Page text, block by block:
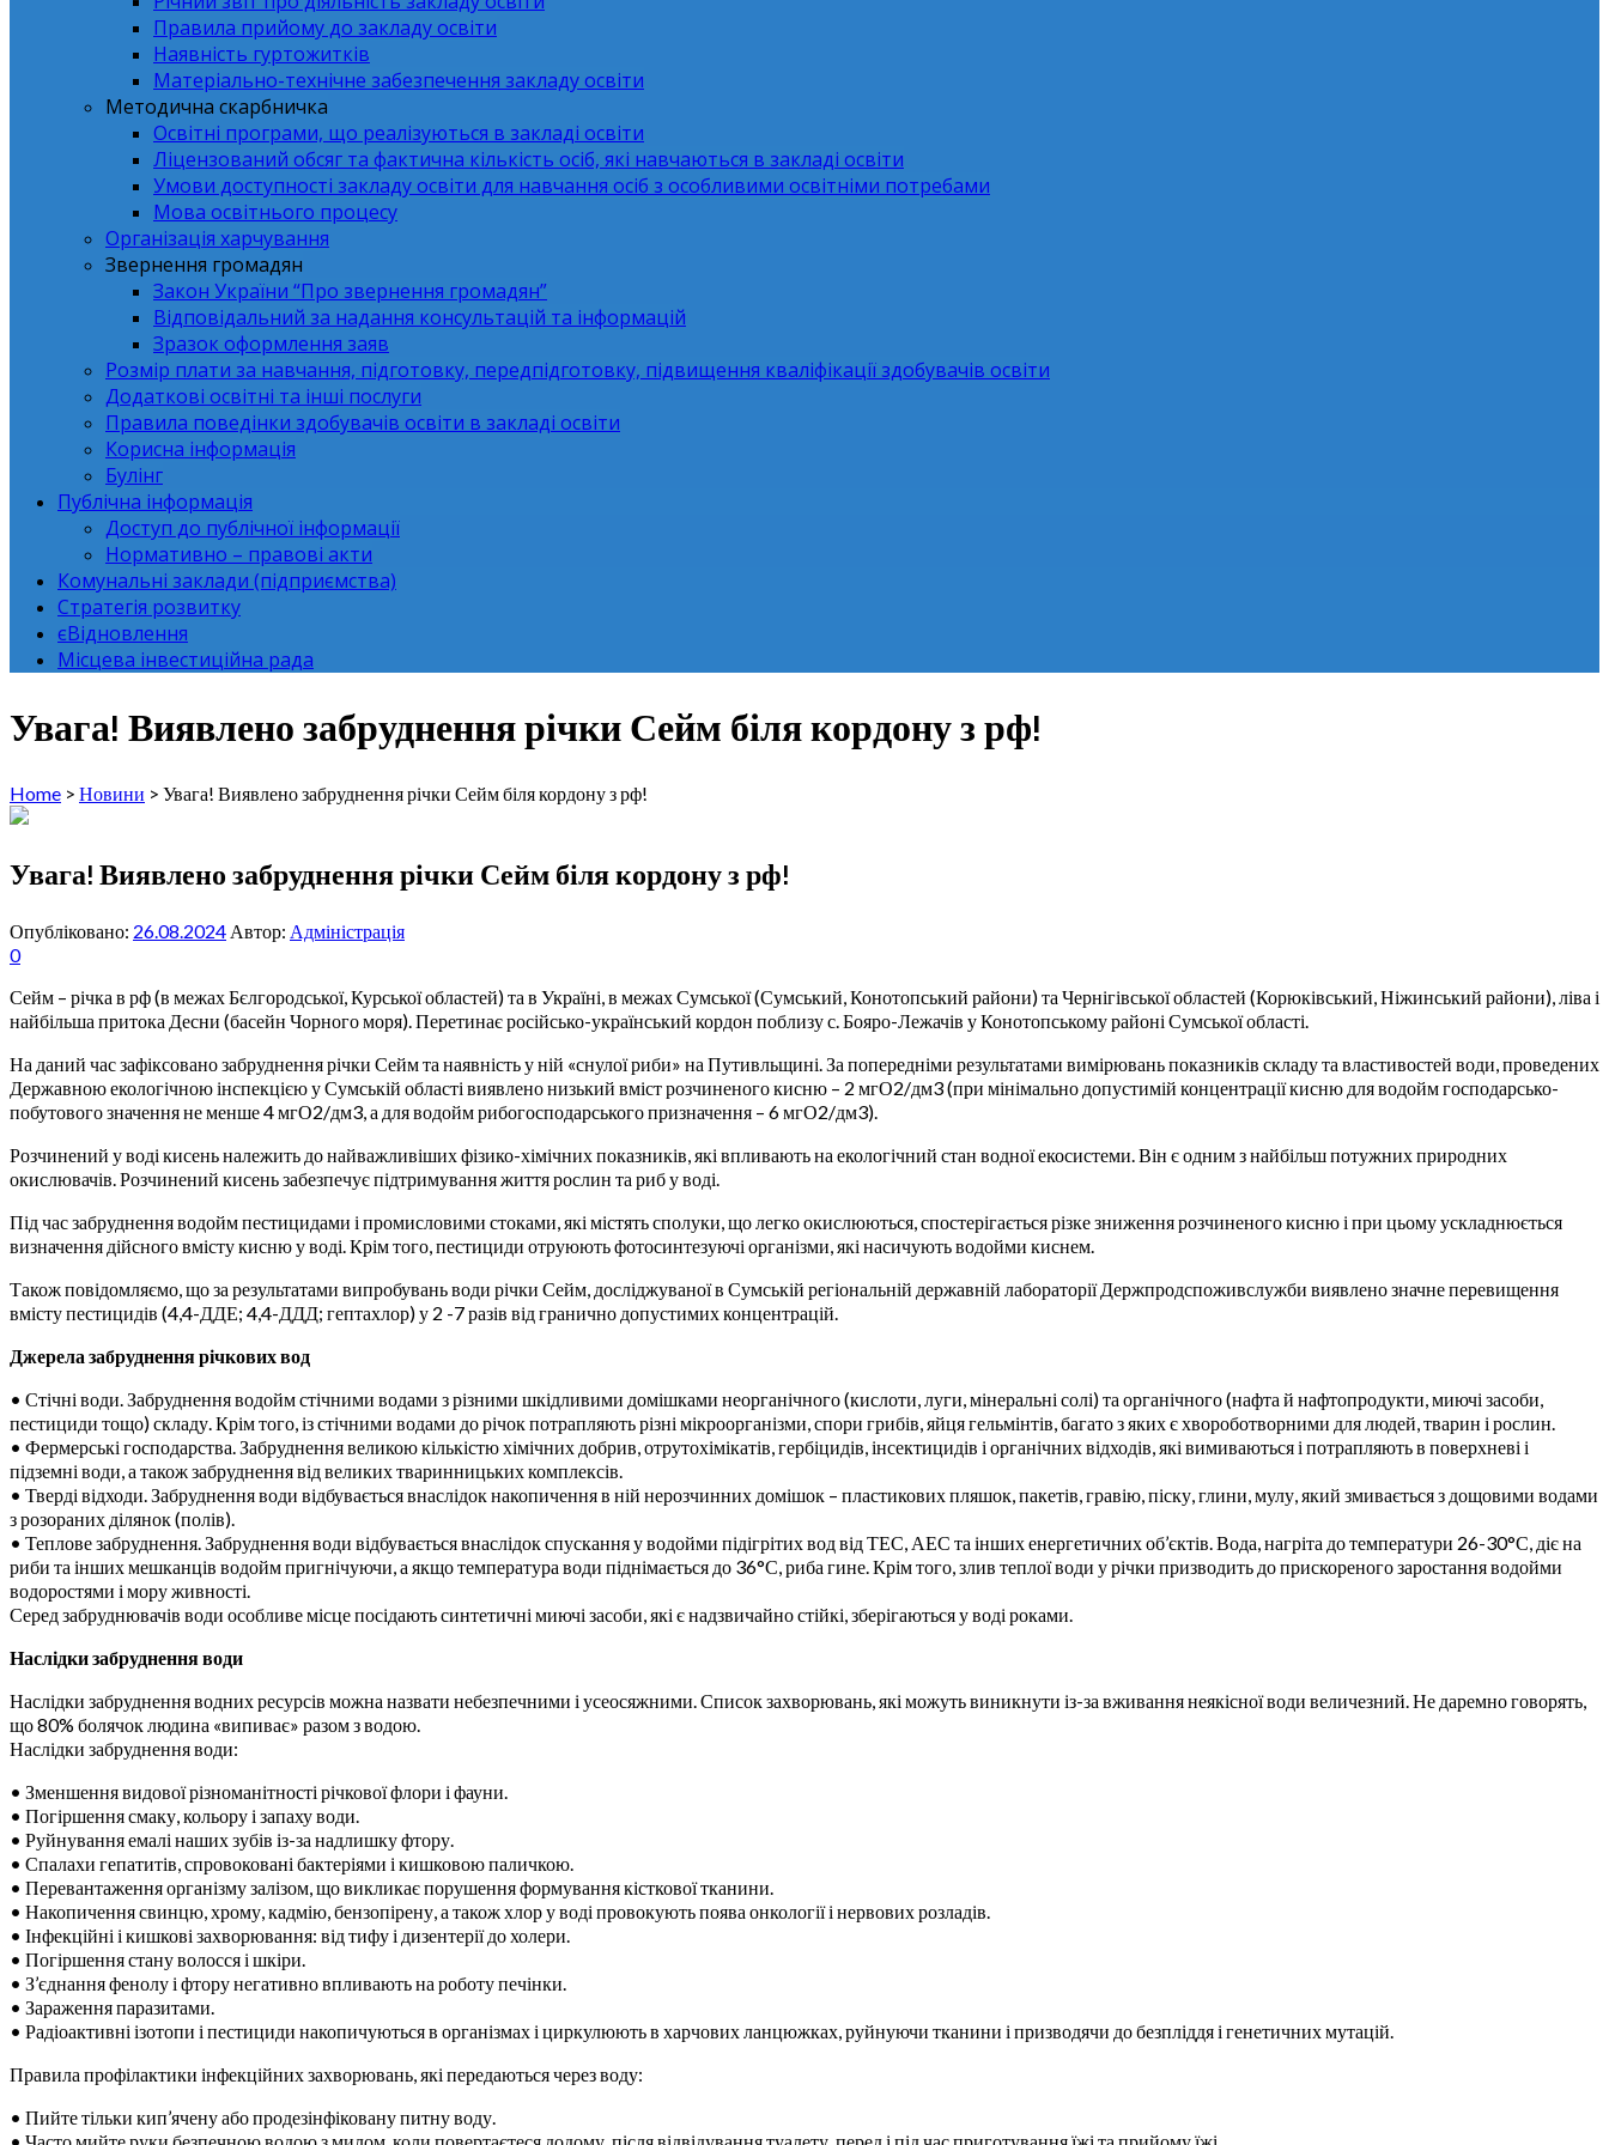
Правила прийому до закладу освіти
Наявність гуртожитків
Матеріально-технічне забезпечення закладу освіти
Методична скарбничка
Освітні програми, що реалізуються в закладі освіти
Ліцензований обсяг та фактична кількість осіб, які навчаються в закладі освіти
Умови доступності закладу освіти для навчання осіб з особливими освітніми потребами
Мова освітнього процесу
Організація харчування
Звернення громадян
Закон України “Про звернення громадян”
Відповідальний за надання консультацій та інформацій
Зразок оформлення заяв
Розмір плати за навчання, підготовку, передпідготовку, підвищення кваліфікації здобувачів освіти
Додаткові освітні та інші послуги
Правила поведінки здобувачів освіти в закладі освіти
Корисна інформація
Булінг
Публічна інформація
Доступ до публічної інформації
Нормативно – правові акти
Комунальні заклади (підприємства)
Стратегія розвитку
єВідновлення
Місцева інвестиційна рада
Увага! Виявлено забруднення річки Сейм біля кордону з рф!
Home > Новини > Увага! Виявлено забруднення річки Сейм біля кордону з рф!
Увага! Виявлено забруднення річки Сейм біля кордону з рф!
Опубліковано: 26.08.2024 Автор: Адміністрація
0
Сейм – річка в рф (в межах Бєлгородської, Курської областей) та в Україні, в межах Сумської (Сумський, Конотопський райони) та Чернігівської областей (Корюківський, Ніжинський райони), ліва і
найбільша притока Десни (басейн Чорного моря). Перетинає російсько-український кордон поблизу с. Бояро-Лежачів у Конотопському районі Сумської області.
На даний час зафіксовано забруднення річки Сейм та наявність у ній «снулої риби» на Путивльщині. За попередніми результатами вимірювань показників складу та властивостей води, проведених
Державною екологічною інспекцією у Сумській області виявлено низький вміст розчиненого кисню – 2 мгО2/дм3 (при мінімально допустимій концентрації кисню для водойм господарсько-
побутового значення не менше 4 мгО2/дм3, а для водойм рибогосподарського призначення – 6 мгО2/дм3).
Розчинений у воді кисень належить до найважливіших фізико-хімічних показників, які впливають на екологічний стан водної екосистеми. Він є одним з найбільш потужних природних
окислювачів. Розчинений кисень забезпечує підтримування життя рослин та риб у воді.
Під час забруднення водойм пестицидами і промисловими стоками, які містять сполуки, що легко окислюються, спостерігається різке зниження розчиненого кисню і при цьому ускладнюється
визначення дійсного вмісту кисню у воді. Крім того, пестициди отруюють фотосинтезуючі організми, які насичують водойми киснем.
Також повідомляємо, що за результатами випробувань води річки Сейм, досліджуваної в Сумській регіональній державній лабораторії Держпродспоживслужби виявлено значне перевищення
вмісту пестицидів (4,4-ДДЕ; 4,4-ДДД; гептахлор) у 2 -7 разів від гранично допустимих концентрацій.
Джерела забруднення річкових вод
• Стічні води. Забруднення водойм стічними водами з різними шкідливими домішками неорганічного (кислоти, луги, мінеральні солі) та органічного (нафта й нафтопродукти, миючі засоби,
пестициди тощо) складу. Крім того, із стічними водами до річок потрапляють різні мікроорганізми, спори грибів, яйця гельмінтів, багато з яких є хвороботворними для людей, тварин і рослин.
• Фермерські господарства. Забруднення великою кількістю хімічних добрив, отрутохімікатів, гербіцидів, інсектицидів і органічних відходів, які вимиваються і потрапляють в поверхневі і
підземні води, а також забруднення від великих тваринницьких комплексів.
• Тверді відходи. Забруднення води відбувається внаслідок накопичення в ній нерозчинних домішок – пластикових пляшок, пакетів, гравію, піску, глини, мулу, який змивається з дощовими водами
з розораних ділянок (полів).
• Теплове забруднення. Забруднення води відбувається внаслідок спускання у водойми підігрітих вод від ТЕС, АЕС та інших енергетичних об’єктів. Вода, нагріта до температури 26-30°С, діє на
риби та інших мешканців водойм пригнічуючи, а якщо температура води піднімається до 36°С, риба гине. Крім того, злив теплої води у річки призводить до прискореного заростання водойми
водоростями і мору живності.
Серед забруднювачів води особливе місце посідають синтетичні миючі засоби, які є надзвичайно стійкі, зберігаються у воді роками.
Наслідки забруднення води
Наслідки забруднення водних ресурсів можна назвати небезпечними і усеосяжними. Список захворювань, які можуть виникнути із-за вживання неякісної води величезний. Не даремно говорять,
що 80% болячок людина «випиває» разом з водою.
Наслідки забруднення води:
• Зменшення видової різноманітності річкової флори і фауни.
• Погіршення смаку, кольору і запаху води.
• Руйнування емалі наших зубів із-за надлишку фтору.
• Спалахи гепатитів, спровоковані бактеріями і кишковою паличкою.
• Перевантаження організму залізом, що викликає порушення формування кісткової тканини.
• Накопичення свинцю, хрому, кадмію, бензопірену, а також хлор у воді провокують поява онкології і нервових розладів.
• Інфекційні і кишкові захворювання: від тифу і дизентерії до холери.
• Погіршення стану волосся і шкіри.
• З’єднання фенолу і фтору негативно впливають на роботу печінки.
• Зараження паразитами.
• Радіоактивні ізотопи і пестициди накопичуються в організмах і циркулюють в харчових ланцюжках, руйнуючи тканини і призводячи до безпліддя і генетичних мутацій.
Правила профілактики інфекційних захворювань, які передаються через воду:
• Пийте тільки кип’ячену або продезінфіковану питну воду.
• Часто мийте руки безпечною водою з милом, коли повертаєтеся додому, після відвідування туалету, перед і під час приготування їжі та прийому їжі.